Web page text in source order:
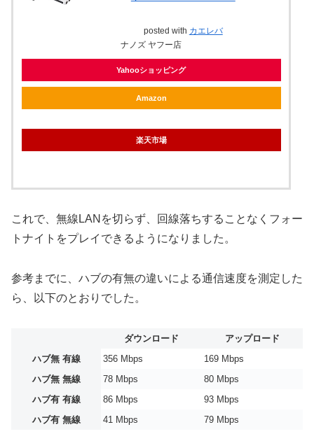
posted with カエレバ
ナノズ ヤフー店
Yahooショッピング
Amazon
楽天市場
これで、無線LANを切らず、回線落ちすることなくフォー
トナイトをプレイできるようになりました。
参考までに、ハブの有無の違いによる通信速度を測定した
ら、以下のとおりでした。
ダウンロード
アップロード
ハブ無 有線
356 Mbps
169 Mbps
ハブ無 無線
78 Mbps
80 Mbps
ハブ有 有線
86 Mbps
93 Mbps
ハブ有 無線
41 Mbps 79 Mbps